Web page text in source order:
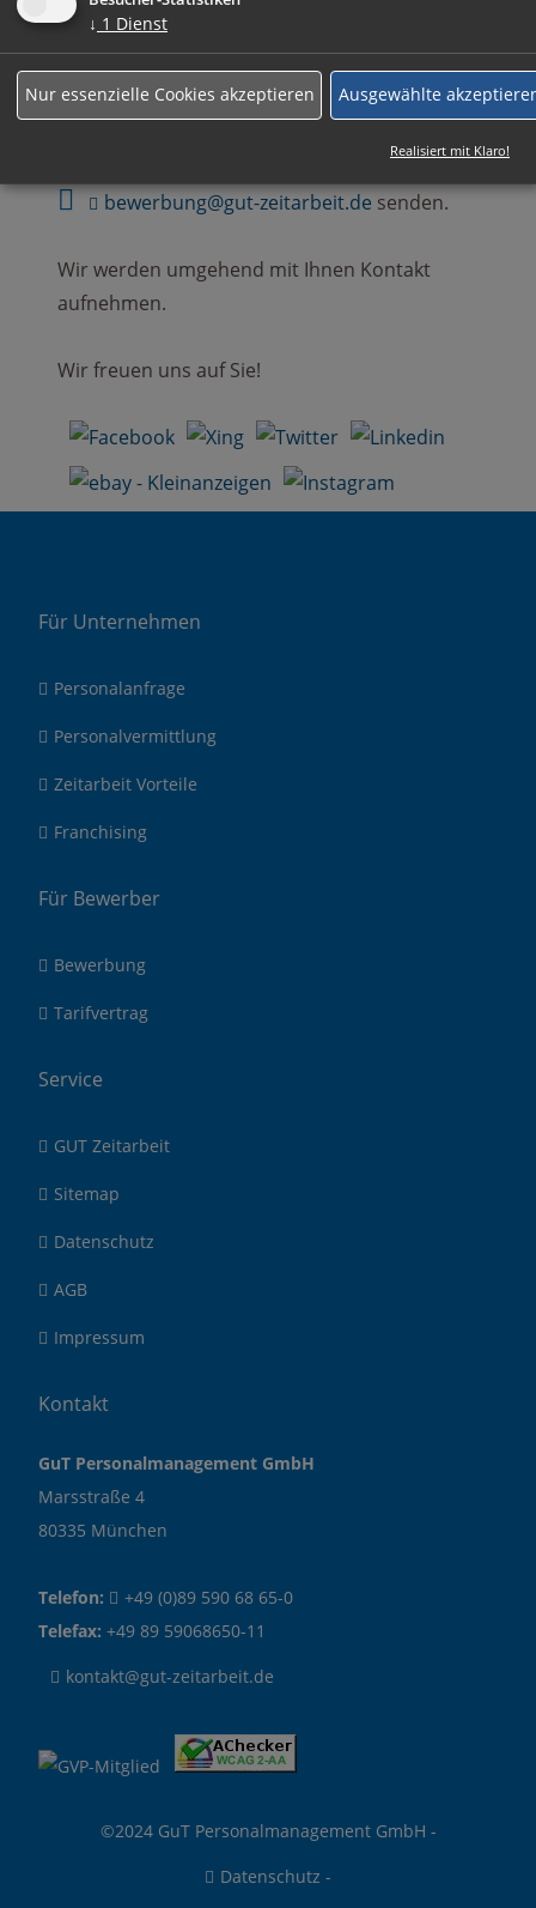
+49 (0)89 590 68 65-0
bewerbung@gut-zeitarbeit.de senden.
Wir werden umgehend mit Ihnen Kontakt
aufnehmen.
Wir freuen uns auf Sie!
Für Unternehmen
Personalanfrage
Personalvermittlung
Zeitarbeit Vorteile
Franchising
Für Bewerber
Bewerbung
Tarifvertrag
Service
GUT Zeitarbeit
Sitemap
Datenschutz
AGB
Impressum
Kontakt
GuT Personalmanagement GmbH
Marsstraße 4
80335 München
Telefon:
+49 (0)89 590 68 65-0
Telefax: +49 89 59068650-11
kontakt@gut-zeitarbeit.de
©2024 GuT Personalmanagement GmbH -
Datenschutz -
↓ 1 Dienst
Nur essenzielle Cookies akzeptieren Ausgewählte
Realisiert mit Klaro!